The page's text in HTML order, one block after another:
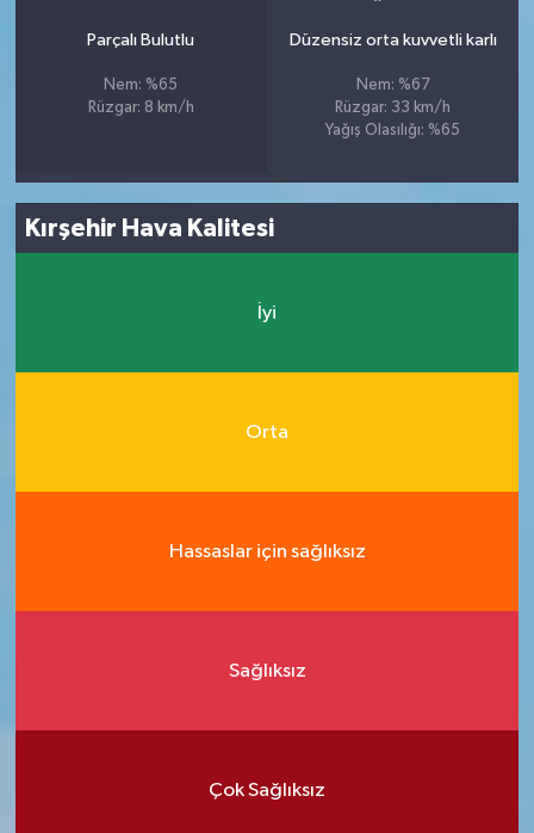
Parçalı Bulutlu
Nem: %65
Rüzgar: 8 km/h
Düzensiz orta kuvvetli karlı
Nem: %67
Rüzgar: 33 km/h
Yağış Olasılığı: %65
Kırşehir Hava Kalitesi
İyi
Orta
Hassaslar için sağlıksız
Sağlıksız
Çok Sağlıksız